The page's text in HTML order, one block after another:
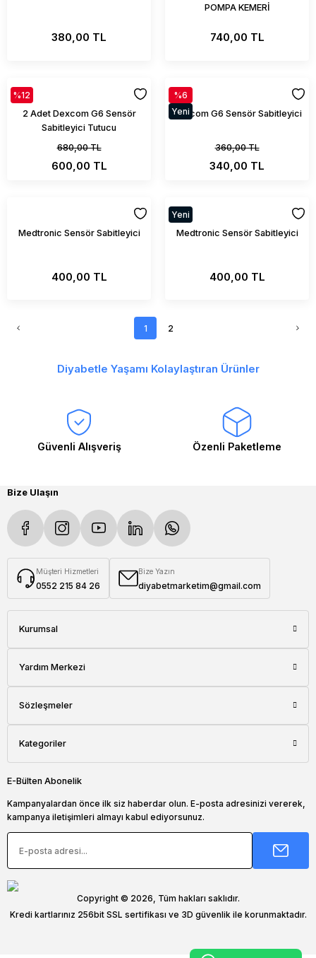
380,00 TL
POMPA KEMERİ
740,00 TL
%12
2 Adet Dexcom G6 Sensör
Sabitleyici Tutucu
680,00 TL
600,00 TL
%6
Yeni
Dexcom G6 Sensör Sabitleyici
360,00 TL
340,00 TL
Medtronic Sensör Sabitleyici
400,00 TL
Yeni
Medtronic Sensör Sabitleyici
400,00 TL
1 2
Diyabetle Yaşamı Kolaylaştıran Ürünler
Güvenli Alışveriş Özenli Paketleme
Bize Ulaşın
Müşteri Hizmetleri
0552 215 84 26
Bize Yazın
diyabetmarketim@gmail.com
Kurumsal
Yardım Merkezi
Sözleşmeler
Kategoriler
E-Bülten Abonelik
Kampanyalardan önce ilk siz haberdar olun. E-posta adresinizi vererek,
kampanya iletişimleri almayı kabul ediyorsunuz.
Copyright © 2026, Tüm hakları saklıdır.
Kredi kartlarınız 256bit SSL sertifikası ve 3D güvenlik ile korunmaktadır.